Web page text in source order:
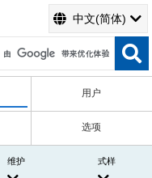
中文(简体)
用户
选项
维护 式样